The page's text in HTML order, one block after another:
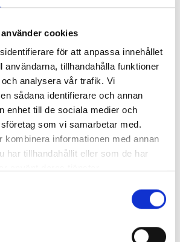
cookies
för att anpassa innehållet
användarna, tillhandahålla funktioner
analysera vår trafik. Vi
sådana identifierare och annan
enhet till de sociala medier och
som vi samarbetar med.
kombinera informationen med annan
har tillhandahållit eller som de har
för redaktion
vi – och våra chefer